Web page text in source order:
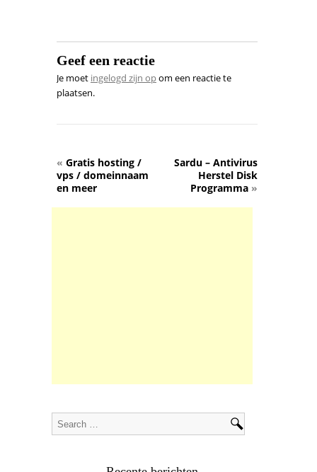
Geef een reactie
Je moet ingelogd zijn opom een reactie te
plaatsen.
« Gratis hosting /
vps / domeinnaam
en meer
Sardu – Antivirus
Herstel Disk
Programma »